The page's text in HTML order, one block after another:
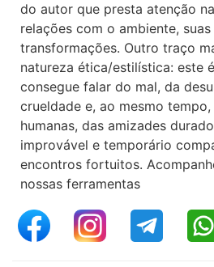
do autor que presta atenção
relações com o ambiente,
transformações. Outro traço
natureza ética/estilística: este
consegue falar do mal, da
crueldade e, ao mesmo
humanas, das amizades
improvável e temporário
encontros fortuitos.
nossas ferramentas